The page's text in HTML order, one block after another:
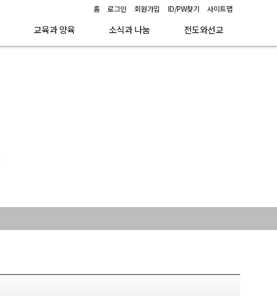
홈 로그인 회원가입 ID/PW찾기 사이트맵
교육과 양육 소식과 나눔 전도와선교